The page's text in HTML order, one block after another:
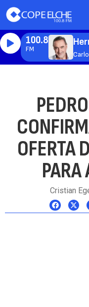
100.8
FM
OFERTA
PARA
Cristian